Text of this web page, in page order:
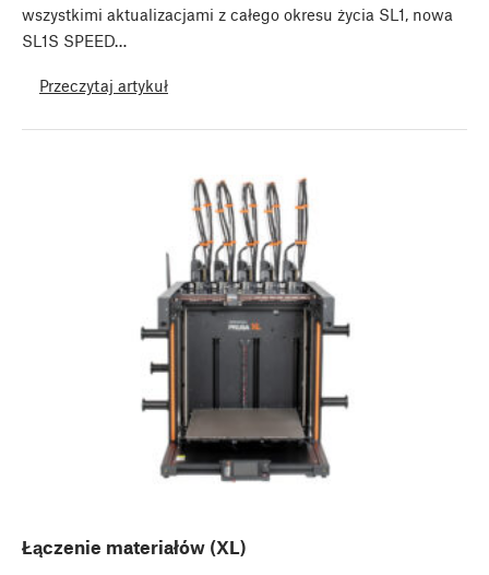
wszystkimi aktualizacjami z całego okresu życia SL1, nowa
SL1S SPEED…
Przeczytaj artykuł
Łączenie materiałów (XL)